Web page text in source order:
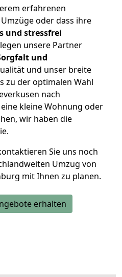
erfahrenen
oder dass ihre
und stressfrei
unsere Partner
und
und unser breite
zu der optimalen Wahl
nach
kleine Wohnung oder
wir haben die
Sie uns noch
Umzug von
mit Ihnen zu planen.
erhalten